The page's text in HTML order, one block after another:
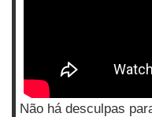
Não há desculpas